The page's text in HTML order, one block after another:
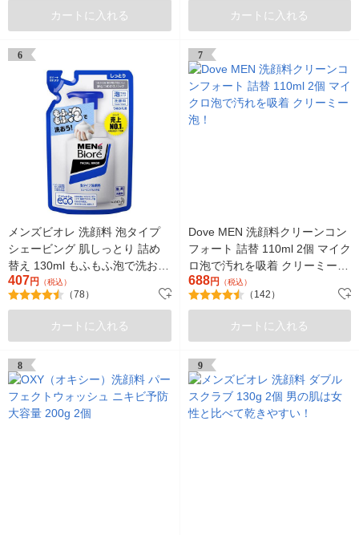
カートに入れる カートに入れる
6
メンズビオレ 洗顔料 泡タイプ
シェービング 肌しっとり 詰め
替え 130ml もふもふ泡で洗お
う！（イチオシ）
407円 （税込）
（78）
カートに入れる
7
Dove MEN 洗顔料クリーンコン
フォート 詰替 110ml 2個 マイク
ロ泡で汚れを吸着 クリーミー
泡！
688円 （税込）
（142）
カートに入れる
8 9